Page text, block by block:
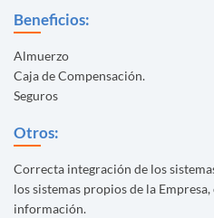
Beneficios:
Almuerzo
Caja de Compensación.
Seguros
Otros:
Correcta integración de los
los sistemas propios de la
información.